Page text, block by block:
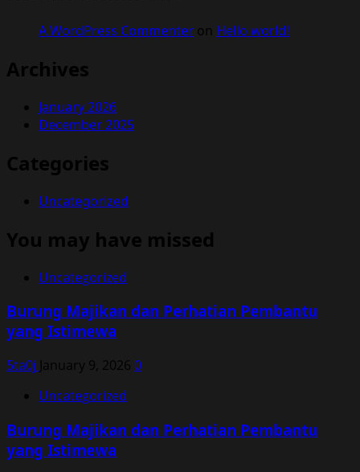
A WordPress Commenter on Hello world!
Archives
January 2026
December 2025
Categories
Uncategorized
You may have missed
Uncategorized
Burung Majikan dan Perhatian Pembantu
yang Istimewa
5ta0j January 9, 2026 0
Uncategorized
Burung Majikan dan Perhatian Pembantu
yang Istimewa